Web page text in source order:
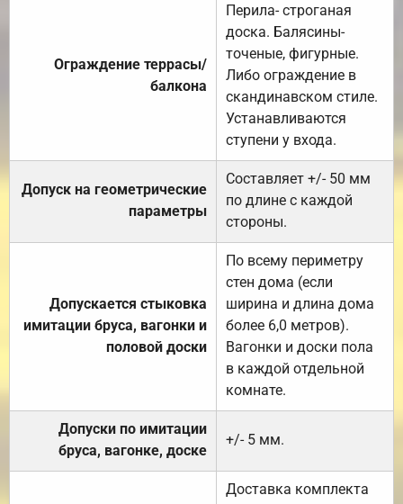
Ограждение террасы/
балкона
Перила- строганая
доска. Балясины-
точеные, фигурные.
Либо ограждение в
скандинавском стиле.
Устанавливаются
ступени у входа.
Допуск на геометрические
параметры
Составляет +/- 50 мм
по длине с каждой
стороны.
Допускается стыковка
имитации бруса, вагонки и
половой доски
По всему периметру
стен дома (если
ширина и длина дома
более 6,0 метров).
Вагонки и доски пола
в каждой отдельной
комнате.
Допуски по имитации
бруса, вагонке, доске
+/- 5 мм.
Доставка комплекта